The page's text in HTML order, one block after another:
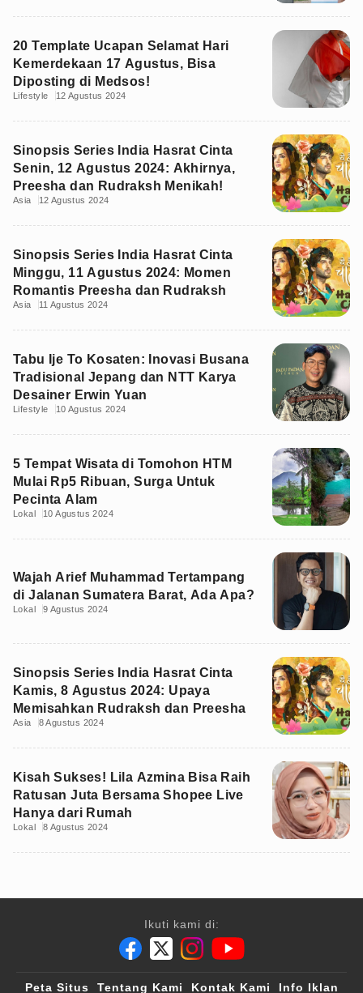
20 Template Ucapan Selamat Hari
Kemerdekaan 17 Agustus, Bisa
Diposting di Medsos!
Lifestyle 12 Agustus 2024
Sinopsis Series India Hasrat Cinta
Senin, 12 Agustus 2024: Akhirnya,
Preesha dan Rudraksh Menikah!
Asia 12 Agustus 2024
Sinopsis Series India Hasrat Cinta
Minggu, 11 Agustus 2024: Momen
Romantis Preesha dan Rudraksh
Asia 11 Agustus 2024
Tabu Ije To Kosaten: Inovasi Busana
Tradisional Jepang dan NTT Karya
Desainer Erwin Yuan
Lifestyle 10 Agustus 2024
5 Tempat Wisata di Tomohon HTM
Mulai Rp5 Ribuan, Surga Untuk
Pecinta Alam
Lokal 10 Agustus 2024
Wajah Arief Muhammad Tertampang
di Jalanan Sumatera Barat, Ada Apa?
Lokal 9 Agustus 2024
Sinopsis Series India Hasrat Cinta
Kamis, 8 Agustus 2024: Upaya
Memisahkan Rudraksh dan Preesha
Asia 8 Agustus 2024
Kisah Sukses! Lila Azmina Bisa Raih
Ratusan Juta Bersama Shopee Live
Hanya dari Rumah
Lokal 8 Agustus 2024
Ikuti kami di:
Peta Situs Tentang Kami Kontak Kami Info Iklan